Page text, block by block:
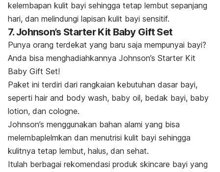
kelembapan kulit bayi sehingga tetap lembut sepanjang
hari, dan melindungi lapisan kulit bayi sensitif.
7. Johnson’s Starter Kit Baby Gift Set
Punya orang terdekat yang baru saja mempunyai bayi?
Anda bisa menghadiahkannya Johnson’s Starter Kit
Baby Gift Set!
Paket ini terdiri dari rangkaian kebutuhan dasar bayi,
seperti hair and body wash, baby oil, bedak bayi, baby
lotion, dan cologne.
Johnson’s menggunakan bahan alami yang bisa
melembaplelmkan dan menutrisi kulit bayi sehingga
kulitnya tetap lembut, halus, dan sehat.
Itulah berbagai rekomendasi produk skincare bayi yang